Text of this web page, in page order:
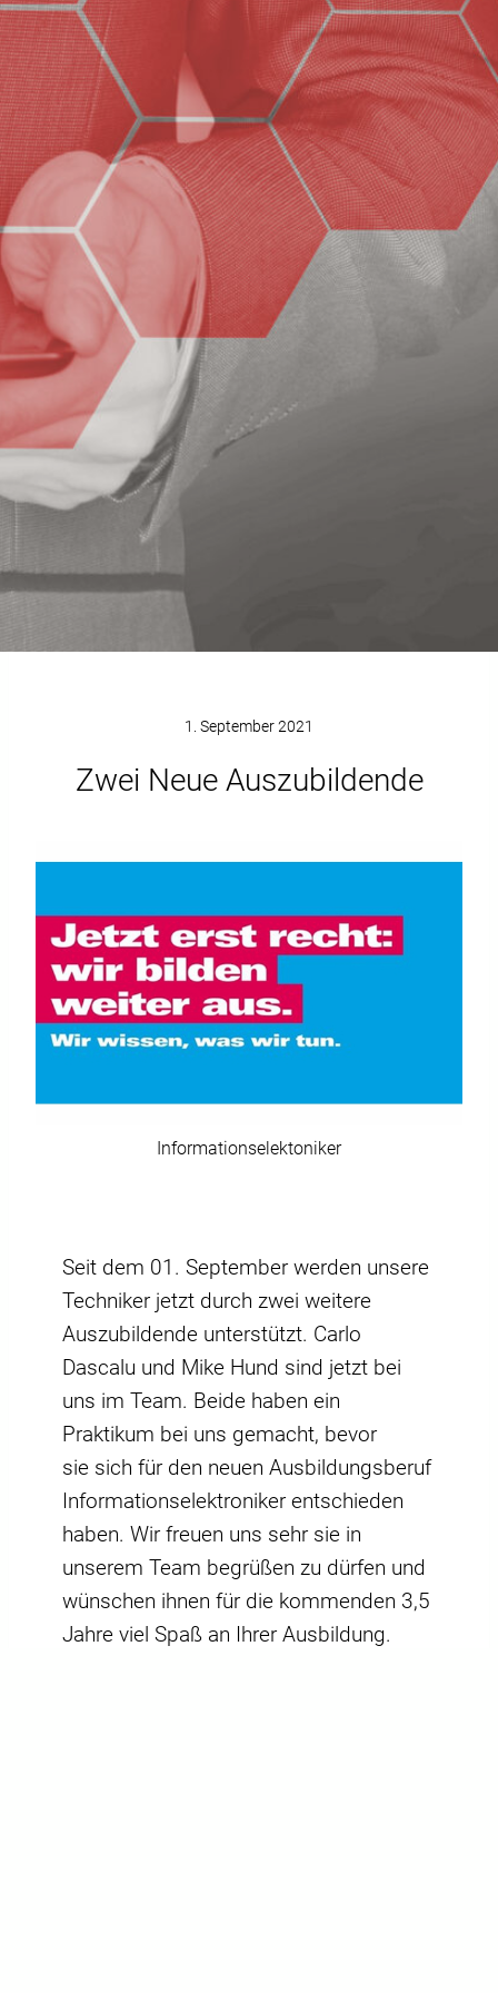
1. September 2021
Zwei Neue Auszubildende
Informationselektoniker
Seit dem 01. September werden unsere
Techniker jetzt durch zwei weitere
Auszubildende unterstützt. Carlo
Dascalu und Mike Hund sind jetzt bei
uns im Team. Beide haben ein
Praktikum bei uns gemacht, bevor
sie sich für den neuen Ausbildungsberuf
Informationselektroniker entschieden
haben. Wir freuen uns sehr sie in
unserem Team begrüßen zu dürfen und
wünschen ihnen für die kommenden 3,5
Jahre viel Spaß an Ihrer Ausbildung.